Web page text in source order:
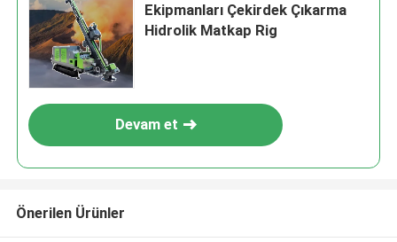
Ekipmanları Çekirdek Çıkarma
Hidrolik Matkap Rig
Devam et
Önerilen Ürünler